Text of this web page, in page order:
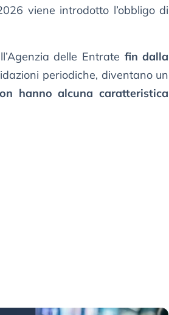
viene introdotto l’obbligo di
delle Entrate fin dalla
periodiche, diventano un
hanno alcuna caratteristica